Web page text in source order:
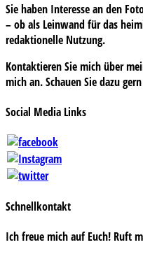
Sie haben Interesse an den
– ob als Leinwand für das
redaktionelle Nutzung.
Kontaktieren Sie mich über
mich an. Schauen Sie dazu
Social Media Links
Schnellkontakt
Ich freue mich auf Euch! Ruft